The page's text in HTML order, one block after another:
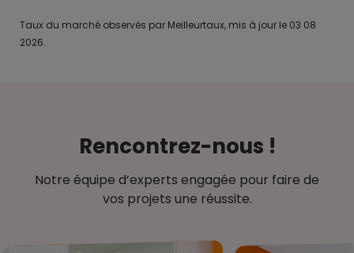
Taux du marché observés par Meilleurtaux, mis à jour le 03 08
2026.
Rencontrez-nous !
Notre équipe d’experts engagée pour faire de
vos projets une réussite.